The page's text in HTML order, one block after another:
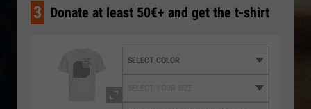
3 Donate at least 50€+ and get the t-shirt